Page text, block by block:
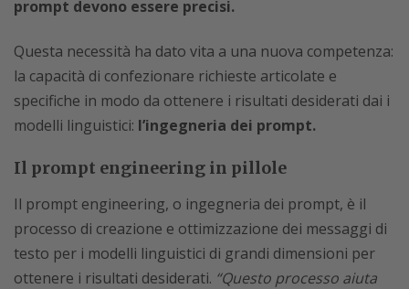
prompt devono essere precisi.
Questa necessità ha dato vita a una nuova competenza:
la capacità di confezionare richieste articolate e
specifiche in modo da ottenere i risultati desiderati dai i
modelli linguistici: l’ingegneria dei prompt.
Il prompt engineering in pillole
Il prompt engineering, o ingegneria dei prompt, è il
processo di creazione e ottimizzazione dei messaggi di
testo per i modelli linguistici di grandi dimensioni per
ottenere i risultati desiderati. “Questo processo aiuta